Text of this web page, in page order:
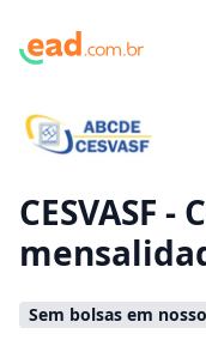
Vamos te guiar no
CESVASF
Sem bolsas em